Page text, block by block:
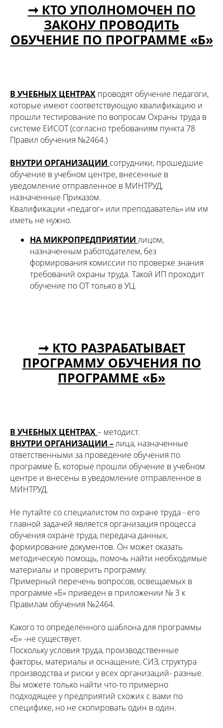
➞ КТО УПОЛНОМОЧЕН ПО
ЗАКОНУ ПРОВОДИТЬ
ОБУЧЕНИЕ ПО ПРОГРАММЕ «Б»
В УЧЕБНЫХ ЦЕНТРАХ проводят обучение педагоги,
которые имеют соответствующую квалификацию и
прошли тестирование по вопросам Охраны труда в
системе ЕИСОТ (согласно требованиям пункта 78
Правил обучения №2464.)
ВНУТРИ ОРГАНИЗАЦИИ сотрудники, прошедшие
обучение в учебном центре, внесенные в
уведомление отправленное в МИНТРУД,
назначенные Приказом.
Квалификации «педагог» или преподаватель» им им
иметь не нужно.
НА МИКРОПРЕДПРИЯТИИ лицом,
назначенным работодателем, без
формирования комиссии по проверке знания
требований охраны труда. Такой ИП проходит
обучение по ОТ только в УЦ.
➞ КТО РАЗРАБАТЫВАЕТ
ПРОГРАММУ ОБУЧЕНИЯ ПО
ПРОГРАММЕ «Б»
В УЧЕБНЫХ ЦЕНТРАХ– методист.
ВНУТРИ ОРГАНИЗАЦИИ –лица, назначенные
ответственными за проведение обучения по
программе Б, которые прошли обучение в учебном
центре и внесены в уведомление отправленное в
МИНТРУД.
Не путайте со специалистом по охране труда - его
главной задачей является организация процесса
обучения охране труда, передача данных,
формирование документов. Он может оказать
методическую помощь, помочь найти необходимые
материалы и проверить программу.
Примерный перечень вопросов, освещаемых в
программе «Б» приведен в приложении № 3 к
Правилам обучения №2464.
Какого то определенного шаблона для программы
«Б» -не существует.
Поскольку условия труда, производственные
факторы, материалы и оснащение, СИЗ, структура
производства и риски у всех организаций- разные.
Вы можете только найти что-то примерно
подходящее у предприятий схожих с вами по
специфике, но не скопировать один в один.